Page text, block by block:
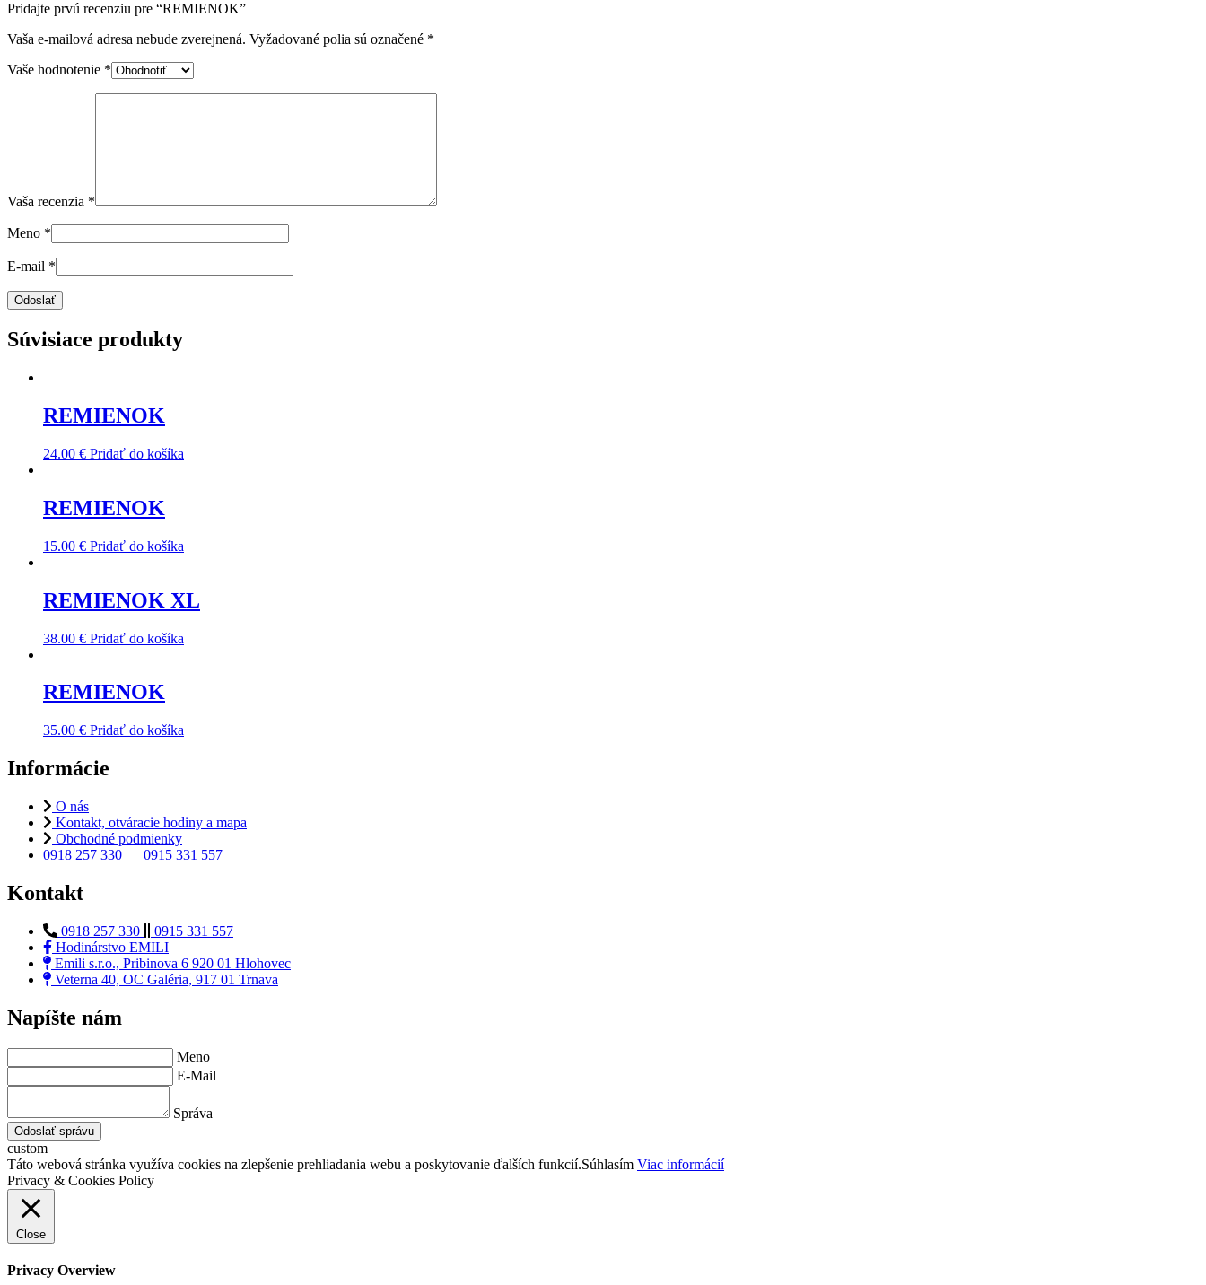
Pridajte prvú recenziu pre “REMIENOK”
Vaša e-mailová adresa nebude zverejnená. Vyžadované polia sú označené *
Vaše hodnotenie *
Vaša recenzia *
Meno *
E-mail *
Súvisiace produkty
REMIENOK
24.00 € Pridať do košíka
REMIENOK
15.00 € Pridať do košíka
REMIENOK XL
38.00 € Pridať do košíka
REMIENOK
35.00 € Pridať do košíka
Informácie
O nás
Kontakt, otváracie hodiny a mapa
Obchodné podmienky
0918 257 330
0915 331 557
Kontakt
0918 257 330
0915 331 557
Hodinárstvo EMILI
Emili s.r.o., Pribinova 6 920 01 Hlohovec
Veterna 40, OC Galéria, 917 01 Trnava
Napíšte nám
Meno
E-Mail
Správa
Odoslať správu
custom
Táto webová stránka využíva cookies na zlepšenie prehliadania webu a poskytovanie ďalších funkcií.Súhlasím Viac informácií
Privacy & Cookies Policy
Close
Privacy Overview